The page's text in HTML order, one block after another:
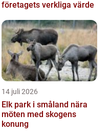
företagets verkliga värde
14 juli 2026
Elk park i småland nära
möten med skogens
konung